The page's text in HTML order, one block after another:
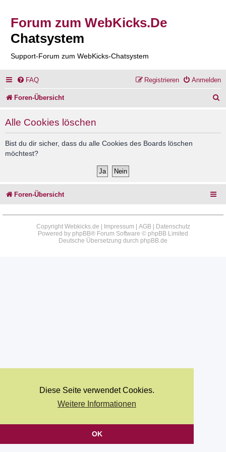
Diese Seite verwendet Cookies.
Weitere Informationen
OK
Forum zum WebKicks.De
Chatsystem
Support-Forum zum WebKicks-Chatsystem
FAQ Anmelden
Registrieren
Foren-Übersicht
Alle Cookies löschen
Bist du dir sicher, dass du alle Cookies des Boards löschen
möchtest?
Foren-Übersicht
Copyright Webkicks.de | Impressum AGB|
Datenschutz
Powered by phpBB® Forum Software © phpBB Limited
Deutsche Übersetzung durch phpBB.de